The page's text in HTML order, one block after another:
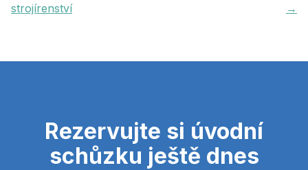
strojírenství
→
Rezervujte si úvodní
schůzku ještě dnes